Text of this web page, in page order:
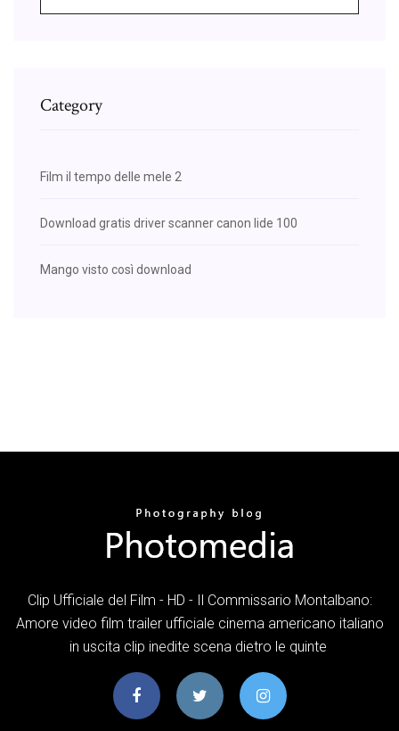
Category
Film il tempo delle mele 2
Download gratis driver scanner canon lide 100
Mango visto così download
Clip Ufficiale del Film - HD - Il Commissario Montalbano:
Amore video film trailer ufficiale cinema americano italiano
in uscita clip inedite scena dietro le quinte